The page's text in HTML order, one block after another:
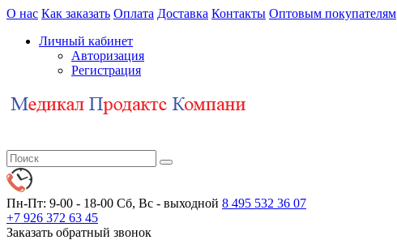
О нас Как заказать Оплата Доставка Контакты Оптовым покупателям
Личный кабинет
Авторизация
Регистрация
Пн-Пт: 9-00 - 18-00 Сб, Вс - выходной 8 495 532 36 07
+7 926 372 63 45
Заказать обратный звонок